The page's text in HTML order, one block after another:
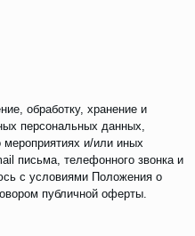
обработку, хранение и
персональных данных,
и/или иных
письма, телефонного звонка и
с условиями Положения о
публичной оферты.